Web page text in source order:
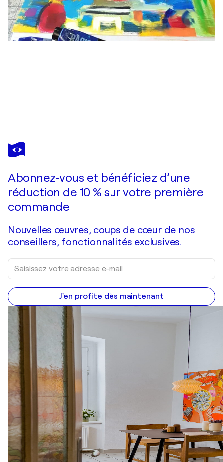
NATHALIE DA SILVA
La villa abandonnée
Abonnez-vous et bénéficiez d’une
réduction de 10 % sur votre première
commande
Nouvelles œuvres, coups de cœur de nos
conseillers, fonctionnalités exclusives.
J'en profite dès maintenant